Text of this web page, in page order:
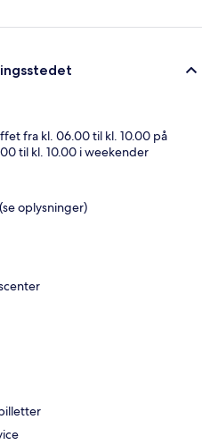
fra kl. 06.00 til kl. 10.00 på
til kl. 10.00 i weekender
oplysninger)